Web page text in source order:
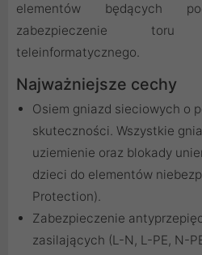
elementów będących
zabezpieczenie
teleinformatycznego.
Najważniejsze cechy
Osiem gniazd sieciowych o
skuteczności. Wszystkie
uziemienie oraz blokady
dzieci do elementów
Protection).
Zabezpieczenie
zasilających (L-N, L-PE, N-